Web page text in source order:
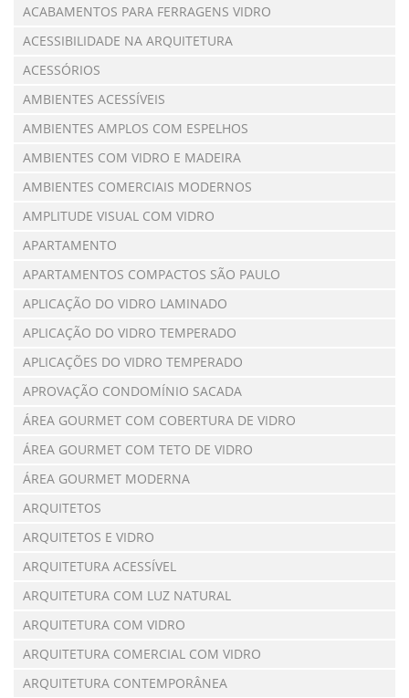
ACABAMENTOS PARA FERRAGENS VIDRO
ACESSIBILIDADE NA ARQUITETURA
ACESSÓRIOS
AMBIENTES ACESSÍVEIS
AMBIENTES AMPLOS COM ESPELHOS
AMBIENTES COM VIDRO E MADEIRA
AMBIENTES COMERCIAIS MODERNOS
AMPLITUDE VISUAL COM VIDRO
APARTAMENTO
APARTAMENTOS COMPACTOS SÃO PAULO
APLICAÇÃO DO VIDRO LAMINADO
APLICAÇÃO DO VIDRO TEMPERADO
APLICAÇÕES DO VIDRO TEMPERADO
APROVAÇÃO CONDOMÍNIO SACADA
ÁREA GOURMET COM COBERTURA DE VIDRO
ÁREA GOURMET COM TETO DE VIDRO
ÁREA GOURMET MODERNA
ARQUITETOS
ARQUITETOS E VIDRO
ARQUITETURA ACESSÍVEL
ARQUITETURA COM LUZ NATURAL
ARQUITETURA COM VIDRO
ARQUITETURA COMERCIAL COM VIDRO
ARQUITETURA CONTEMPORÂNEA